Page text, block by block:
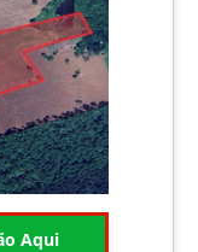
Aqui